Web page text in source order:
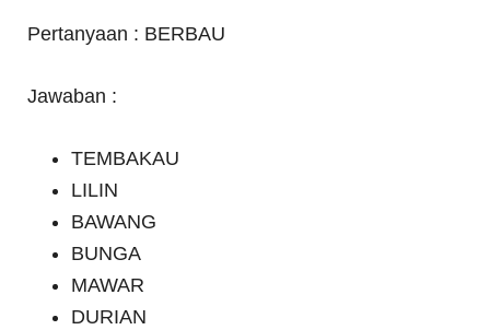
Pertanyaan : BERBAU
Jawaban :
TEMBAKAU
LILIN
BAWANG
BUNGA
MAWAR
DURIAN